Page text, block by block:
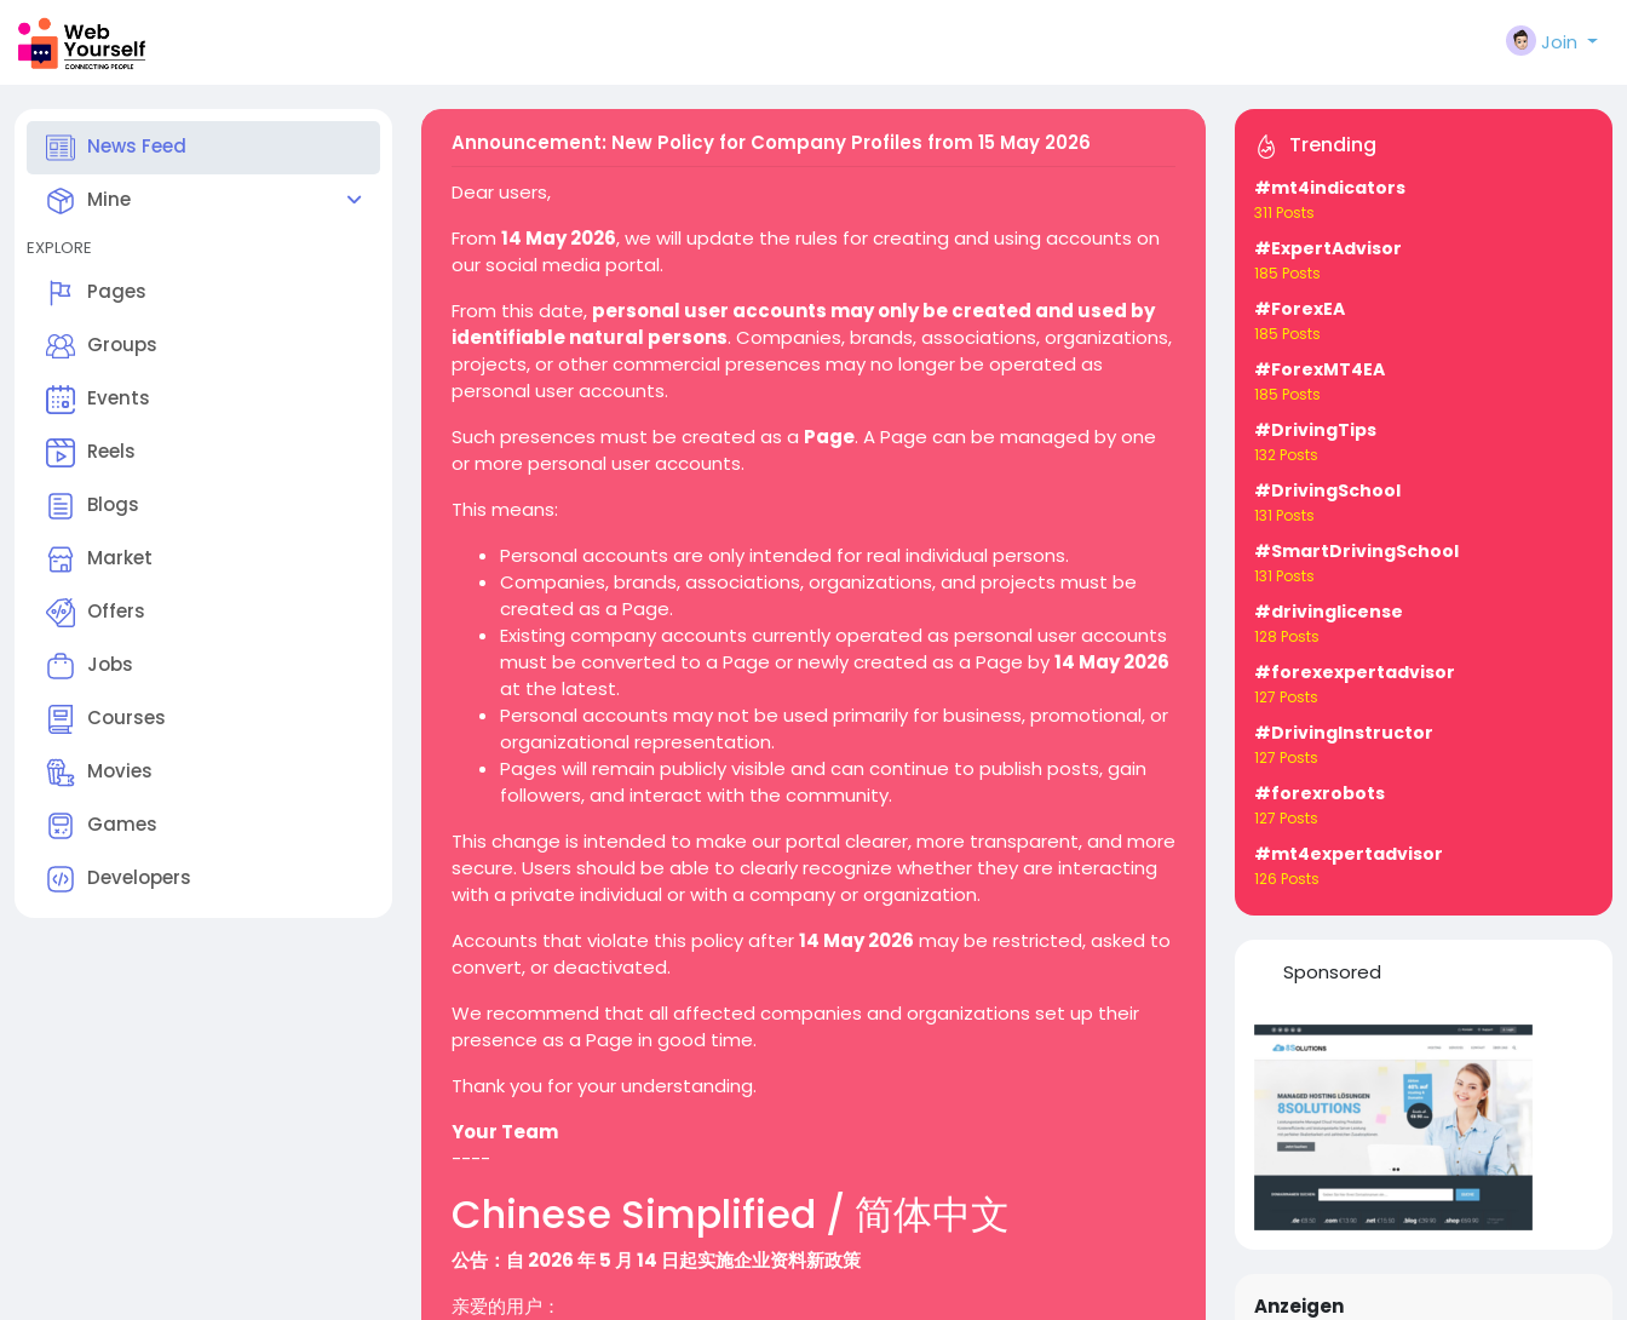
Join
News Feed
Mine
EXPLORE
Pages
Groups
Events
Reels
Blogs
Market
Offers
Jobs
Courses
Movies
Games
Developers
Announcement: New Policy for Company Profiles from 15 May 2026
Dear users,
From 14 May 2026, we will update the rules for creating and using accounts on
our social media portal.
From this date, personal user accounts may only be created and used by
identifiable natural persons. Companies, brands, associations, organizations,
projects, or other commercial presences may no longer be operated as
personal user accounts.
Such presences must be created as a Page. A Page can be managed by one
or more personal user accounts.
This means:
Personal accounts are only intended for real individual persons.
Companies, brands, associations, organizations, and projects must be
created as a Page.
Existing company accounts currently operated as personal user accounts
must be converted to a Page or newly created as a Page by14 May 2026
at the latest.
Personal accounts may not be used primarily for business, promotional, or
organizational representation.
Pages will remain publicly visible and can continue to publish posts, gain
followers, and interact with the community.
This change is intended to make our portal clearer, more transparent, and more
secure. Users should be able to clearly recognize whether they are interacting
with a private individual or with a company or organization.
Accounts that violate this policy after14 May 2026 may be restricted, asked to
convert, or deactivated.
We recommend that all affected companies and organizations set up their
presence as a Page in good time.
Thank you for your understanding.
Your Team
----
Chinese Simplified / 简体中文
公告：自 2026 年 5 月 14 日起实施企业资料新政策
亲爱的用户：
Trending
#mt4indicators
311 Posts
#ExpertAdvisor
185 Posts
#ForexEA
185 Posts
#ForexMT4EA
185 Posts
#DrivingTips
132 Posts
#DrivingSchool
131 Posts
#SmartDrivingSchool
131 Posts
#drivinglicense
128 Posts
#forexexpertadvisor
127 Posts
#DrivingInstructor
127 Posts
#forexrobots
127 Posts
#mt4expertadvisor
126 Posts
Sponsored
Anzeigen